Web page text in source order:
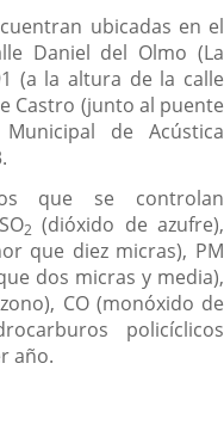
ubicadas en el
Daniel del Olmo (La
(a la altura de la calle
Castro (junto al puente
de Acústica
que se controlan
2 (dióxido de azufre),
que diez micras), PM
dos micras y media),
CO (monóxido de
policíclicos
año.